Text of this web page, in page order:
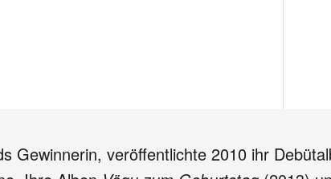
Gewinnerin, veröffentlichte 2010 ihr